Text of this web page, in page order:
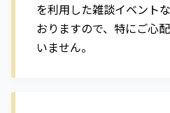
を利用した雑談イベント
おりますので、特にご心
いません。